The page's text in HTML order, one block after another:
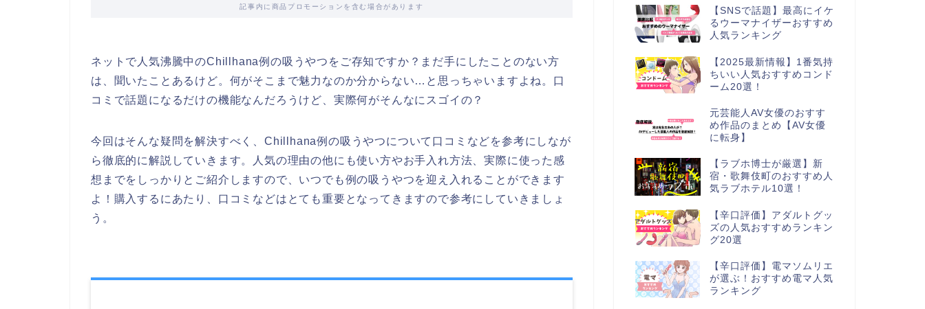
記事内に商品プロモーションを含む場合があります
ネットで人気沸騰中のChillhana例の吸うやつをご存知ですか？まだ手にしたことのない方
は、聞いたことあるけど。何がそこまで魅力なのか分からない…と思っちゃいますよね。口
コミで話題になるだけの機能なんだろうけど、実際何がそんなにスゴイの？
今回はそんな疑問を解決すべく、Chillhana例の吸うやつについて口コミなどを参考にしなが
ら徹底的に解説していきます。人気の理由の他にも使い方やお手入れ方法、実際に使った感
想までをしっかりとご紹介しますので、いつでも例の吸うやつを迎え入れることができます
よ！購入するにあたり、口コミなどはとても重要となってきますので参考にしていきましょ
う。
【SNSで話題】最高にイケ
るウーマナイザーおすすめ
人気ランキング
【2025最新情報】1番気持
ちいい人気おすすめコンド
ーム20選！
元芸能人AV女優のおすす
め作品のまとめ【AV女優
に転身】
【ラブホ博士が厳選】新
宿・歌舞伎町のおすすめ人
気ラブホテル10選！
【辛口評価】アダルトグッ
ズの人気おすすめランキン
グ20選
【辛口評価】電マソムリエ
が選ぶ！おすすめ電マ人気
ランキング